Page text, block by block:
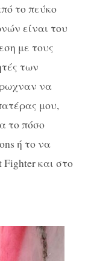
το πεύκο
είναι του
με τους
των
να
μου,
το πόσο
ή το να
Fighter και στο